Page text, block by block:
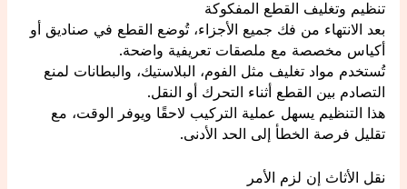
تنظيم وتغليف القطع المفكوكة
بعد الانتهاء من فك جميع الأجزاء، تُوضع القطع في صناديق أو
أكياس مخصصة مع ملصقات تعريفية واضحة.
تُستخدم مواد تغليف مثل الفوم، البلاستيك، والبطانات لمنع
التصادم بين القطع أثناء التحرك أو النقل.
هذا التنظيم يسهل عملية التركيب لاحقًا ويوفر الوقت، مع
تقليل فرصة الخطأ إلى الحد الأدنى.
نقل الأثاث إن لزم الأمر